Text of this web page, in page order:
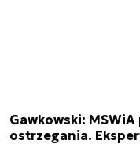
Gawkowski:
ostrzegania.